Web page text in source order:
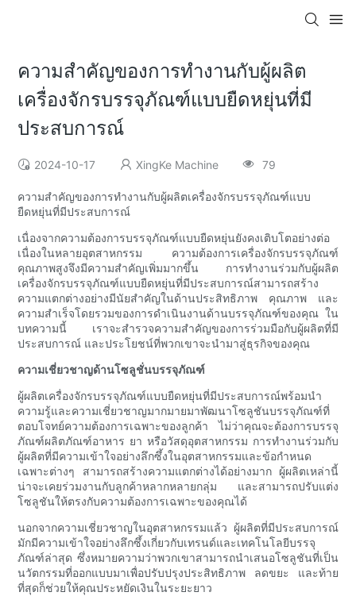
ความสำคัญของการทำงานกับผู้ผลิต
เครื่องจักรบรรจุภัณฑ์แบบยืดหยุ่นที่มี
ประสบการณ์
2024-10-17 XingKe Machine 79
ความสำคัญของการทำงานกับผู้ผลิตเครื่องจักรบรรจุภัณฑ์แบบ
ยืดหยุ่นที่มีประสบการณ์
เนื่องจากความต้องการบรรจุภัณฑ์แบบยืดหยุ่นยังคงเติบโตอย่างต่อ
เนื่องในหลายอุตสาหกรรม ความต้องการเครื่องจักรบรรจุภัณฑ์
คุณภาพสูงจึงมีความสำคัญเพิ่มมากขึ้น การทำงานร่วมกับผู้ผลิต
เครื่องจักรบรรจุภัณฑ์แบบยืดหยุ่นที่มีประสบการณ์สามารถสร้าง
ความแตกต่างอย่างมีนัยสำคัญในด้านประสิทธิภาพ คุณภาพ และ
ความสำเร็จโดยรวมของการดำเนินงานด้านบรรจุภัณฑ์ของคุณ ใน
บทความนี้ เราจะสำรวจความสำคัญของการร่วมมือกับผู้ผลิตที่มี
ประสบการณ์ และประโยชน์ที่พวกเขาจะนำมาสู่ธุรกิจของคุณ
ความเชี่ยวชาญด้านโซลูชั่นบรรจุภัณฑ์
ผู้ผลิตเครื่องจักรบรรจุภัณฑ์แบบยืดหยุ่นที่มีประสบการณ์พร้อมนำ
ความรู้และความเชี่ยวชาญมากมายมาพัฒนาโซลูชันบรรจุภัณฑ์ที่
ตอบโจทย์ความต้องการเฉพาะของลูกค้า ไม่ว่าคุณจะต้องการบรรจุ
ภัณฑ์ผลิตภัณฑ์อาหาร ยา หรือวัสดุอุตสาหกรรม การทำงานร่วมกับ
ผู้ผลิตที่มีความเข้าใจอย่างลึกซึ้งในอุตสาหกรรมและข้อกำหนด
เฉพาะต่างๆ สามารถสร้างความแตกต่างได้อย่างมาก ผู้ผลิตเหล่านี้
น่าจะเคยร่วมงานกับลูกค้าหลากหลายกลุ่ม และสามารถปรับแต่ง
โซลูชันให้ตรงกับความต้องการเฉพาะของคุณได้
นอกจากความเชี่ยวชาญในอุตสาหกรรมแล้ว ผู้ผลิตที่มีประสบการณ์
มักมีความเข้าใจอย่างลึกซึ้งเกี่ยวกับเทรนด์และเทคโนโลยีบรรจุ
ภัณฑ์ล่าสุด ซึ่งหมายความว่าพวกเขาสามารถนำเสนอโซลูชันที่เป็น
นวัตกรรมที่ออกแบบมาเพื่อปรับปรุงประสิทธิภาพ ลดขยะ และท้าย
ที่สุดก็ช่วยให้คุณประหยัดเงินในระยะยาว